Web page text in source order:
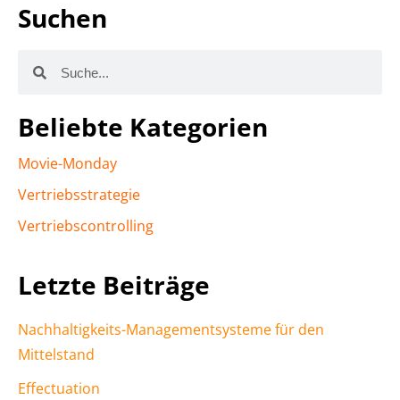
Suchen
Beliebte Kategorien
Movie-Monday
Vertriebsstrategie
Vertriebscontrolling
Letzte Beiträge
Nachhaltigkeits-Managementsysteme für den
Mittelstand
Effectuation